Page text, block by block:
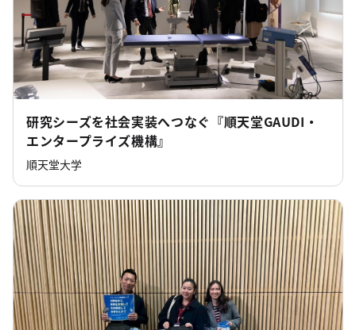
研究シーズを社会実装へつなぐ『順天堂GAUDI・
エンタープライズ機構』
順天堂大学